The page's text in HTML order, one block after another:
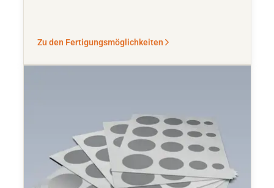
Zu den Fertigungsmöglichkeiten